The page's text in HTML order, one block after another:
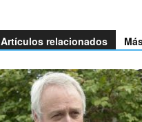
Artículos relacionados